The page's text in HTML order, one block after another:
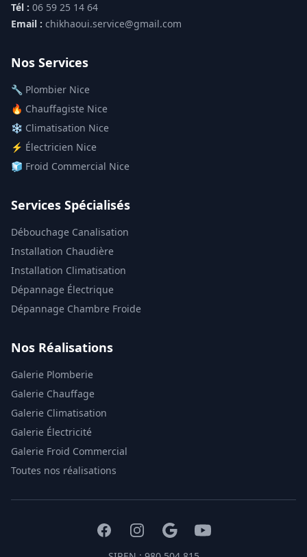
Tél : 06 59 25 14 64
Email : chikhaoui.service@gmail.com
Nos Services
🔧 Plombier Nice
🔥 Chauffagiste Nice
❄️ Climatisation Nice
⚡ Électricien Nice
🧊 Froid Commercial Nice
Services Spécialisés
Débouchage Canalisation
Installation Chaudière
Installation Climatisation
Dépannage Électrique
Dépannage Chambre Froide
Nos Réalisations
Galerie Plomberie
Galerie Chauffage
Galerie Climatisation
Galerie Électricité
Galerie Froid Commercial
Toutes nos réalisations